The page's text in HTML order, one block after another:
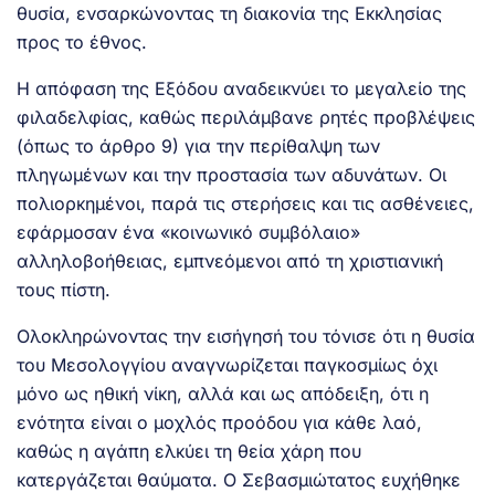
θυσία, ενσαρκώνοντας τη διακονία της Εκκλησίας
προς το έθνος.
Η απόφαση της Εξόδου αναδεικνύει το μεγαλείο της
φιλαδελφίας, καθώς περιλάμβανε ρητές προβλέψεις
(όπως το άρθρο 9) για την περίθαλψη των
πληγωμένων και την προστασία των αδυνάτων. Οι
πολιορκημένοι, παρά τις στερήσεις και τις ασθένειες,
εφάρμοσαν ένα «κοινωνικό συμβόλαιο»
αλληλοβοήθειας, εμπνεόμενοι από τη χριστιανική
τους πίστη.
Ολοκληρώνοντας την εισήγησή του τόνισε ότι η θυσία
του Μεσολογγίου αναγνωρίζεται παγκοσμίως όχι
μόνο ως ηθική νίκη, αλλά και ως απόδειξη, ότι η
ενότητα είναι ο μοχλός προόδου για κάθε λαό,
καθώς η αγάπη ελκύει τη θεία χάρη που
κατεργάζεται θαύματα. Ο Σεβασμιώτατος ευχήθηκε